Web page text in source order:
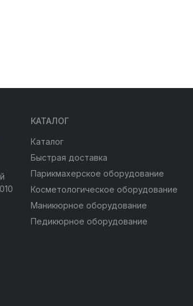
КАТАЛОГ
Каталог
Быстрая доставка
Парикмахерское оборудование
Косметологическое оборудование
Маникюрное оборудование
Педикюрное оборудование